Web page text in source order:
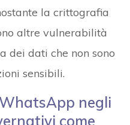
la crittografia
altre vulnerabilità
dei dati che non sono
sensibili.
negli
come